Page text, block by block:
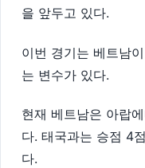
을 앞두고 있다.
이번 경기는 베트남
는 변수가 있다.
현재 베트남은 아랍
다. 태국과는 승점 4
다.